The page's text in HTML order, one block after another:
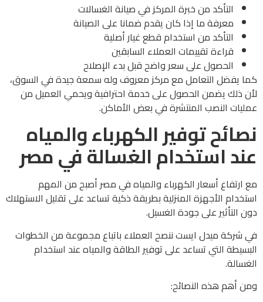
التأكد من خبرة المركز في صيانة الغسالات
معرفة ما إذا كان يقدم ضمانا على الصيانة
التأكد من استخدام قطع غيار أصلية
قراءة تقييمات العملاء السابقين
الحصول على سعر واضح قبل بدء الإصلاح
كما يفضل التعامل مع مركز معروف وله سمعة جيدة في السوق،
لأن ذلك يضمن الحصول على خدمة احترافية ويحمي العميل من
عمليات النصب المنتشرة في بعض الأماكن.
نصائح توفير الكهرباء والمياه
عند استخدام الغسالة في مصر
مع ارتفاع أسعار الكهرباء والمياه في مصر أصبح من المهم
استخدام الأجهزة المنزلية بطريقة ذكية تساعد على تقليل الاستهلاك
دون التأثير على جودة الغسيل.
في شركة ميدل ايست ننصح العملاء باتباع مجموعة من الخطوات
البسيطة التي تساعد على توفير الطاقة والمياه عند استخدام
الغسالة.
ومن أهم هذه النصائح: